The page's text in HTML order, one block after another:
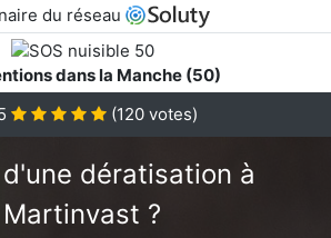
du réseau
dans la Manche (50)
(120 votes)
dératisation à
Martinvast ?